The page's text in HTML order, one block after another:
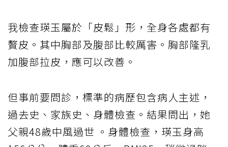
我檢查瑛玉屬於「皮鬆」形，全身各處都有
贅皮。其中胸部及腹部比較厲害。胸部隆乳
加腹部拉皮，應可以改善。
但事前要問診，標準的病歷包含病人主述，
過去史、家族史、身體檢查。結果問出，她
父親48歲中風過世 。身體檢查，瑛玉身高